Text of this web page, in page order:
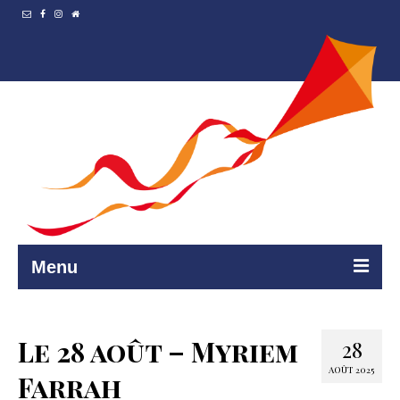
Menu
Resto et…
Programmation
28
AOÛT 2025
Le 28 août – Myriem
Farrah